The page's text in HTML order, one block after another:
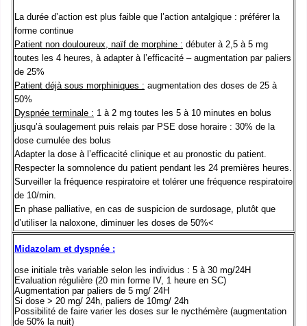
La durée d’action est plus faible que l’action antalgique : préférer la
forme continue
Patient non douloureux, naïf de morphine : débuter à 2,5 à 5 mg
toutes les 4 heures, à adapter à l’efficacité – augmentation par paliers
de 25%
Patient déjà sous morphiniques : augmentation des doses de 25 à
50%
Dyspnée terminale : 1 à 2 mg toutes les 5 à 10 minutes en bolus
jusqu’à soulagement puis relais par PSE dose horaire : 30% de la
dose cumulée des bolus
Adapter la dose à l’efficacité clinique et au pronostic du patient.
Respecter la somnolence du patient pendant les 24 premières heures.
Surveiller la fréquence respiratoire et tolérer une fréquence respiratoire
de 10/min.
En phase palliative, en cas de suspicion de surdosage, plutôt que
d’utiliser la naloxone, diminuer les doses de 50%<
Midazolam et dyspnée :
ose initiale très variable selon les individus : 5 à 30 mg/24H
Evaluation régulière (20 min forme IV, 1 heure en SC)
Augmentation par paliers de 5 mg/ 24H
Si dose > 20 mg/ 24h, paliers de 10mg/ 24h
Possibilité de faire varier les doses sur le nycthémère (augmentation
de 50% la nuit)